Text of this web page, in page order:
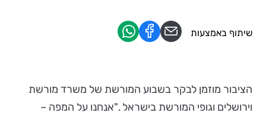
הציבור מוזמן לבקר בשבוע המורשת של משרד מורשת
וירושלים וגופי המורשת בישראל ."אנחנו על המפה –
שיתוף באמצעות